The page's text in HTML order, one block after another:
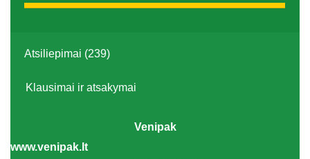
Atsiliepimai (239)
Klausimai ir atsakymai
Venipak
www.venipak.lt